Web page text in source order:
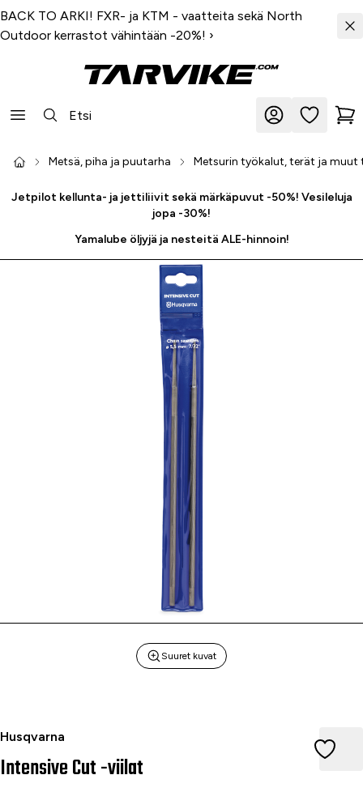
BACK TO ARKI! FXR- ja KTM - vaatteita sekä North
Outdoor kerrastot vähintään -20%! ›
Metsä, piha ja puutarha Metsurin työkalut, terät ja muut
Jetpilot kellunta- ja jettiliivit sekä märkäpuvut -50%! Vesileluja
jopa -30%!
Yamalube öljyjä ja nesteitä ALE-hinnoin!
Suuret kuvat
Husqvarna
Intensive Cut -viilat
Intensive Cut -viilat